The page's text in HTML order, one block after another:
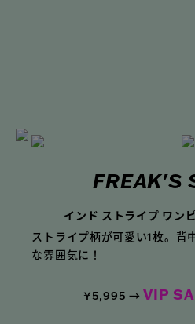
FREAK'S
インド ストライプ ワン
ストライプ柄が可愛い1枚。背
な雰囲気に！
¥5,995 →VIP